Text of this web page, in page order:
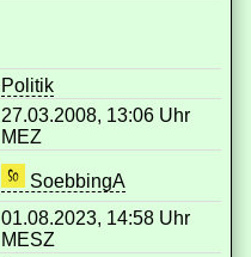
Politik
27.03.2008, 13:06 Uhr
MEZ
SoebbingA
01.08.2023, 14:58 Uhr
MESZ